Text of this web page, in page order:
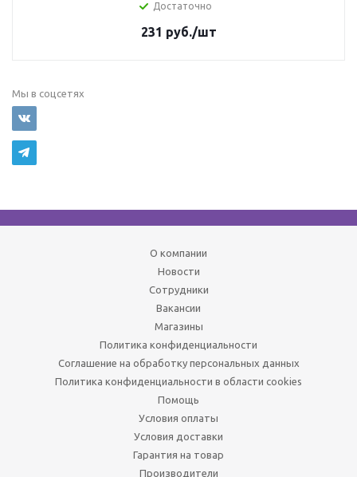
Достаточно
231 руб./шт
Мы в соцсетях
О компании
Новости
Сотрудники
Вакансии
Магазины
Политика конфиденциальности
Соглашение на обработку персональных данных
Политика конфиденциальности в области cookies
Помощь
Условия оплаты
Условия доставки
Гарантия на товар
Производители